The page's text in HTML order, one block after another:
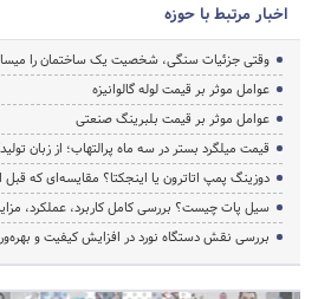
اخبار مرتبط با حوزه
وقتی جزئیات سنگی، شخصیت یک ساختمان را
عوامل موثر بر قیمت لوله گالوانیزه
عوامل موثر بر قیمت بلبرینگ صنعتی
قیمت میلگرد بستر در سه ماه پرالتهاب؛ از زبان
دوزینگ پمپ اتاترون یا اینجکتا؟ مقایسه‌ای که قبل
سیل پات چیست؟ بررسی کامل کاربرد، عملکرد،
بررسی نقش دستگاه نورد در افزایش کیفیت و